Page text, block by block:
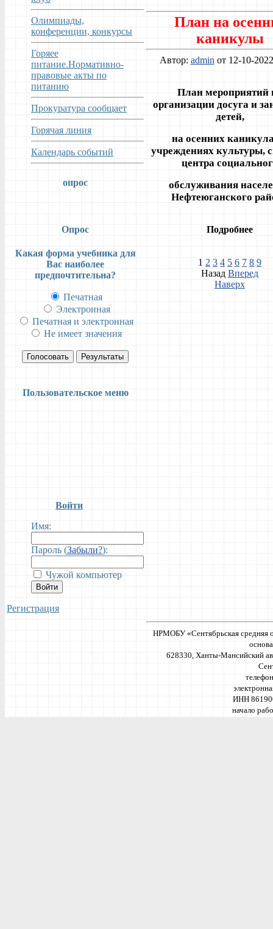
Олимпиады,
конференции, конкурсы
Горяее
питание.Нормативно-
правовые акты по
питанию
Прокуратура сообщает
Горячая линия
Календарь событий
опрос
Опрос
Какая форма учебника для
Вас наиболее
предпочтительна?
Печатная
Электронная
Печатная и электронная
Не имеет значения
Голосовать Результаты
Пользовательское меню
Войти
Имя:
Пароль (Забыли?):
Чужой компьютер
Войти
Регистрация
План на
каникулы
Автор: admin от 12-10-
План мероприятий
организации досуга и
детей,
на осенних
учреждениях культуры,
центра
обслуживания
Нефтеюганского
Подробнее
1 2 3 4 5 6 7 8 9
Назад Вперед
Наверх
НРМОБУ «Сентябрьская средняя
628330, Ханты-Мансийский
ИНН
начало